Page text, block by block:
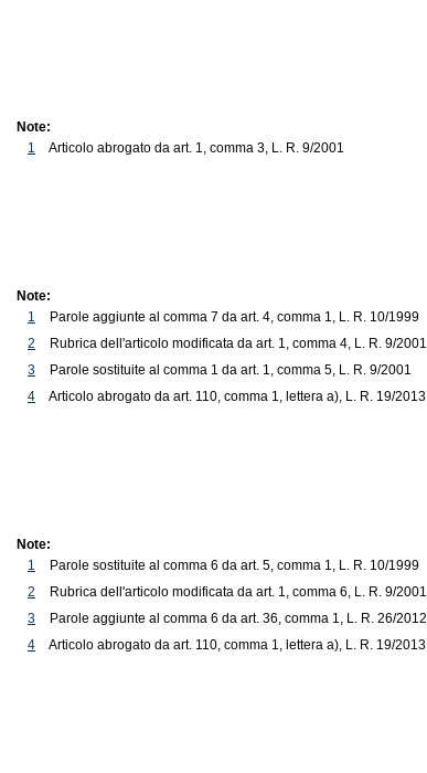
Note:
1
Articolo abrogato da art. 1, comma 3, L. R. 9/2001
Note:
1
Parole aggiunte al comma 7 da art. 4, comma 1, L. R. 10/1999
2
Rubrica dell'articolo modificata da art. 1, comma 4, L. R. 9/2001
3
Parole sostituite al comma 1 da art. 1, comma 5, L. R. 9/2001
4
Articolo abrogato da art. 110, comma 1, lettera a), L. R. 19/2013
Note:
1
Parole sostituite al comma 6 da art. 5, comma 1, L. R. 10/1999
2
Rubrica dell'articolo modificata da art. 1, comma 6, L. R. 9/2001
3
Parole aggiunte al comma 6 da art. 36, comma 1, L. R. 26/2012
4
Articolo abrogato da art. 110, comma 1, lettera a), L. R. 19/2013